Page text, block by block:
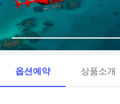
옵션예약 상품소개